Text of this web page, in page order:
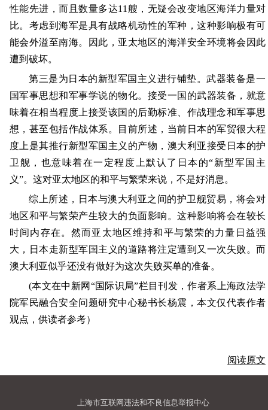
性能先进，而且数量多达11艘，无疑会改变地区海洋力量对
比。考虑到海军是具有战略机动性的军种，这种影响极有可
能会外溢至南海。因此，亚太地区的海洋安全环境将会因此
遭到破坏。
第三是为日本的新型军国主义进行铺垫。武器装备是一
国军事思想和军事学说的物化。接受一国的武器装备，就意
味着在相当程度上接受该国的后勤标准、作战理念和军事思
想，甚至包括作战体系。目前所述，当前日本的军贸很大程
度上是其推行新型军国主义的产物，澳大利亚接受日本的护
卫舰，也意味着在一定程度上默认了日本的“新型军国主
义”。这对亚太地区的和平与繁荣来说，不是好消息。
综上所述，日本与澳大利亚之间的护卫舰贸易，将会对
地区和平与繁荣产生较大的负面影响。这种影响将会在较长
时间内存在。然而亚太地区维持和平与繁荣的力量日益强
大，日本走新型军国主义的道路将注定遭到又一次失败。而
澳大利亚似乎还没有做好为这次失败买单的准备。
(本文在中新网“国际识局”栏目刊发，作者系上海政法学
院军民融合安全问题研究中心秘书长杨震，本文仅代表作者
观点，供读者参考）
阅读原文
上海市互联网违法和不良信息举报中心